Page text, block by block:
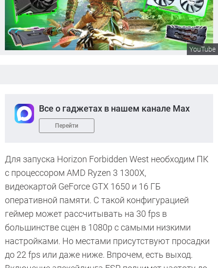
YouTube
Все о гаджетах в нашем канале Max
Перейти
Для запуска Horizon Forbidden West необходим ПК
с процессором AMD Ryzen 3 1300X,
видеокартой GeForce GTX 1650 и 16 ГБ
оперативной памяти. С такой конфигурацией
геймер может рассчитывать на 30 fps в
большинстве сцен в 1080p с самыми низкими
настройками. Но местами присутствуют просадки
до 22 fps или даже ниже. Впрочем, есть выход.